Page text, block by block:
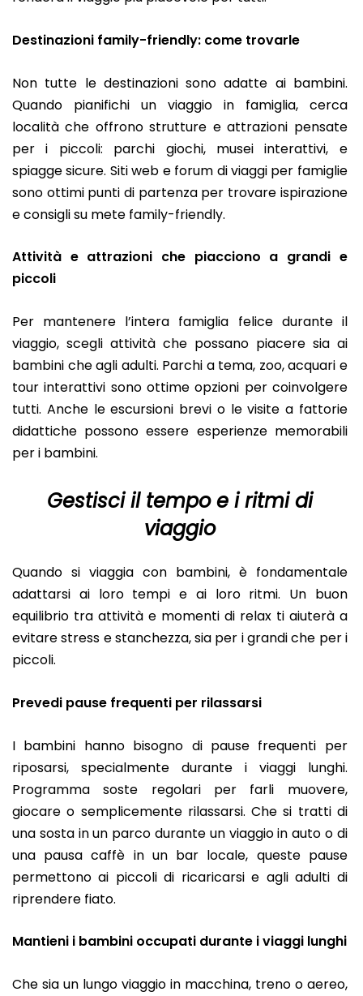
Destinazioni family-friendly: come trovarle
Non tutte le destinazioni sono adatte ai bambini.
Quando pianifichi un viaggio in famiglia, cerca
località che offrono strutture e attrazioni pensate
per i piccoli: parchi giochi, musei interattivi, e
spiagge sicure. Siti web e forum di viaggi per famiglie
sono ottimi punti di partenza per trovare ispirazione
e consigli su mete family-friendly.
Attività e attrazioni che piacciono a grandi e
piccoli
Per mantenere l’intera famiglia felice durante il
viaggio, scegli attività che possano piacere sia ai
bambini che agli adulti. Parchi a tema, zoo, acquari e
tour interattivi sono ottime opzioni per coinvolgere
tutti. Anche le escursioni brevi o le visite a fattorie
didattiche possono essere esperienze memorabili
per i bambini.
Gestisci il tempo e i ritmi di
viaggio
Quando si viaggia con bambini, è fondamentale
adattarsi ai loro tempi e ai loro ritmi. Un buon
equilibrio tra attività e momenti di relax ti aiuterà a
evitare stress e stanchezza, sia per i grandi che per i
piccoli.
Prevedi pause frequenti per rilassarsi
I bambini hanno bisogno di pause frequenti per
riposarsi, specialmente durante i viaggi lunghi.
Programma soste regolari per farli muovere,
giocare o semplicemente rilassarsi. Che si tratti di
una sosta in un parco durante un viaggio in auto o di
una pausa caffè in un bar locale, queste pause
permettono ai piccoli di ricaricarsi e agli adulti di
riprendere fiato.
Mantieni i bambini occupati durante i viaggi lunghi
Che sia un lungo viaggio in macchina, treno o aereo,